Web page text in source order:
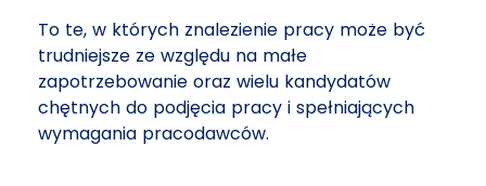
To te, w których znalezienie pracy może być
trudniejsze ze względu na małe
zapotrzebowanie oraz wielu kandydatów
chętnych do podjęcia pracy i spełniających
wymagania pracodawców.